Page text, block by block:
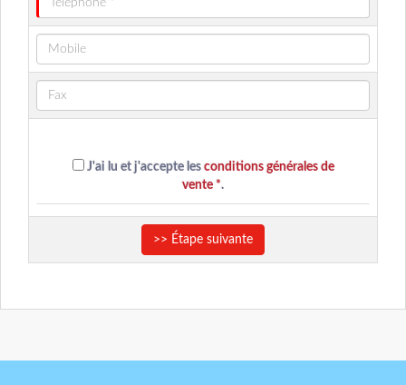
J'ai lu et j'accepte les conditions générales de
vente *.
>> Étape suivante